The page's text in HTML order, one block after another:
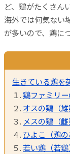
ど、鶏がたくさん
海外では何気ない
が多いので、鶏に
生きている鶏を
１. 鶏ファミリ
２. オスの鶏（
３. メスの鶏（
４. ひよこ（鶏
５. 若い鶏（若